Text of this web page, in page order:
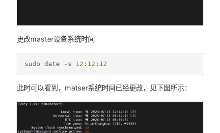
更改master设备系统时间
sudo date - s 12 : 12 : 12
此时可以看到，matser系统时间已经更改，见下图所示：